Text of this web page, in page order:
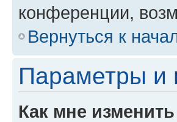
конференции,
Вернуться к
Параметры и
Как мне